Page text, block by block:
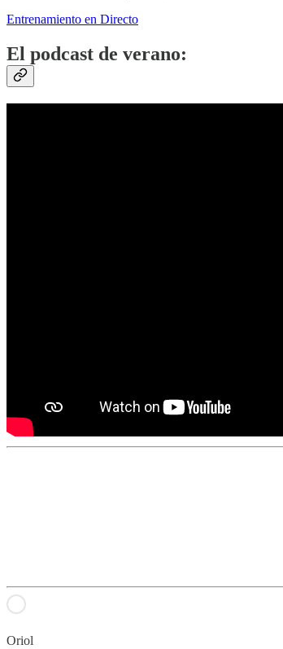
Entrenamiento en Directo
El podcast de verano:
Oriol